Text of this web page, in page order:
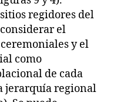
regidores del
el
y el
como
de cada
jerarquía regional